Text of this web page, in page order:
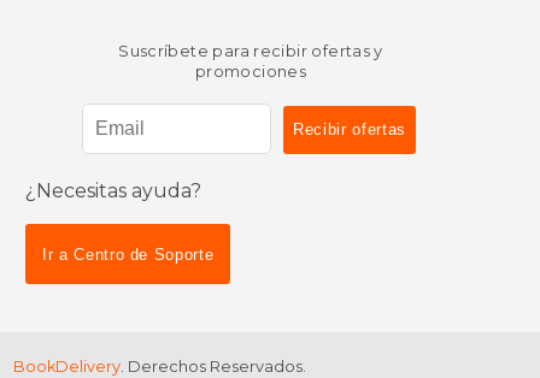
dcto. $ 25.37
Suscríbete para recibir ofertas y
promociones
¿Necesitas ayuda?
Ir a Centro de Soporte
BookDelivery. Derechos Reservados.